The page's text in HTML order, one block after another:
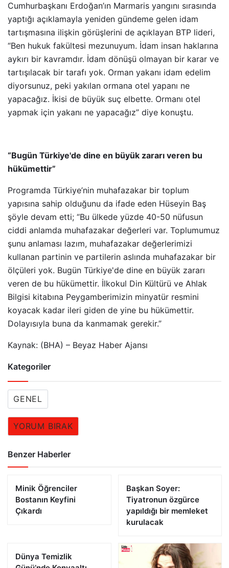
Cumhurbaşkanı Erdoğan’ın Marmaris yangını sırasında
yaptığı açıklamayla yeniden gündeme gelen idam
tartışmasına ilişkin görüşlerini de açıklayan BTP lideri,
“Ben hukuk fakültesi mezunuyum. İdam insan haklarına
aykırı bir kavramdır. İdam dönüşü olmayan bir karar ve
tartışılacak bir tarafı yok. Orman yakanı idam edelim
diyorsunuz, peki yakılan ormana otel yapanı ne
yapacağız. İkisi de büyük suç elbette. Ormanı otel
yapmak için yakanı ne yapacağız” diye konuştu.
“Bugün Türkiye'de dine en büyük zararı veren bu
hükümettir”
Programda Türkiye’nin muhafazakar bir toplum
yapısına sahip olduğunu da ifade eden Hüseyin Baş
şöyle devam etti; “Bu ülkede yüzde 40-50 nüfusun
ciddi anlamda muhafazakar değerleri var. Toplumumuz
şunu anlaması lazım, muhafazakar değerlerimizi
kullanan partinin ve partilerin aslında muhafazakar bir
ölçüleri yok. Bugün Türkiye'de dine en büyük zararı
veren de bu hükümettir. İlkokul Din Kültürü ve Ahlak
Bilgisi kitabına Peygamberimizin minyatür resmini
koyacak kadar ileri giden de yine bu hükümettir.
Dolayısıyla buna da kanmamak gerekir.”
Kaynak: (BHA) – Beyaz Haber Ajansı
Kategoriler
GENEL
YORUM BIRAK
Benzer Haberler
Minik Öğrenciler
Bostanın Keyfini
Çıkardı
Başkan Soyer:
Tiyatronun özgürce
yapıldığı bir memleket
kurulacak
Dünya Temizlik